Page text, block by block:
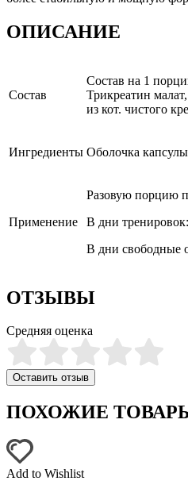
ОПИСАНИЕ
Состав
Состав на 1
Трикреатин
из кот. чистого
Ингредиенты Оболочка
Применение
Разовую порцию
В дни
В дни свободные
ОТЗЫВЫ
Средняя оценка
Оставить отзыв
ПОХОЖИЕ
Add to Wishlist